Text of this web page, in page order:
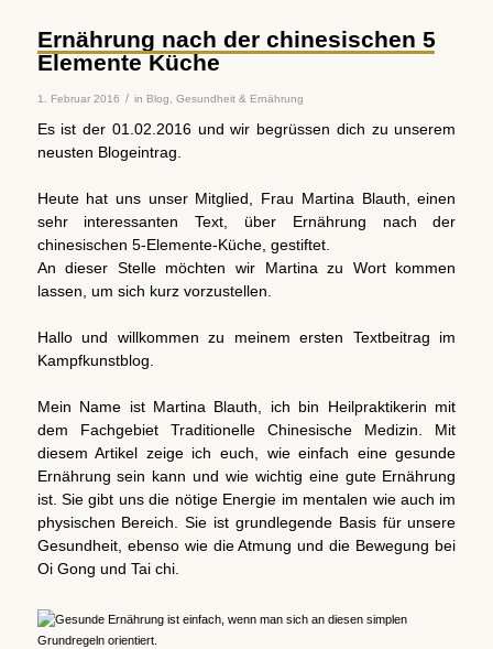
Ernährung nach der chinesischen 5
Elemente Küche
1. Februar 2016 / in Blog Gesundheit & Ernährung
Es ist der 01.02.2016 und wir begrüssen dich zu unserem
neusten Blogeintrag.
Heute hat uns unser Mitglied, Frau Martina Blauth, einen
sehr interessanten Text, über Ernährung nach der
chinesischen 5-Elemente-Küche, gestiftet.
An dieser Stelle möchten wir Martina zu Wort kommen
lassen, um sich kurz vorzustellen.
Hallo und willkommen zu meinem ersten Textbeitrag im
Kampfkunstblog.
Mein Name ist Martina Blauth, ich bin Heilpraktikerin mit
dem Fachgebiet Traditionelle Chinesische Medizin. Mit
diesem Artikel zeige ich euch, wie einfach eine gesunde
Ernährung sein kann und wie wichtig eine gute Ernährung
ist. Sie gibt uns die nötige Energie im mentalen wie auch im
physischen Bereich. Sie ist grundlegende Basis für unsere
Gesundheit, ebenso wie die Atmung und die Bewegung bei
Oi Gong und Tai chi.